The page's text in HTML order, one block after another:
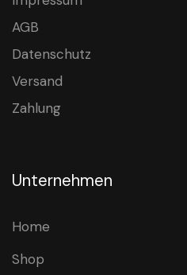
AGB
Datenschutz
Versand
Zahlung
Unternehmen
Home
Shop